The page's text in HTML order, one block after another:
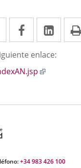
Twitter
Enlace Facebook
Enlace
a
una
aplicación
a
una
enlace:
+34 983 426 100